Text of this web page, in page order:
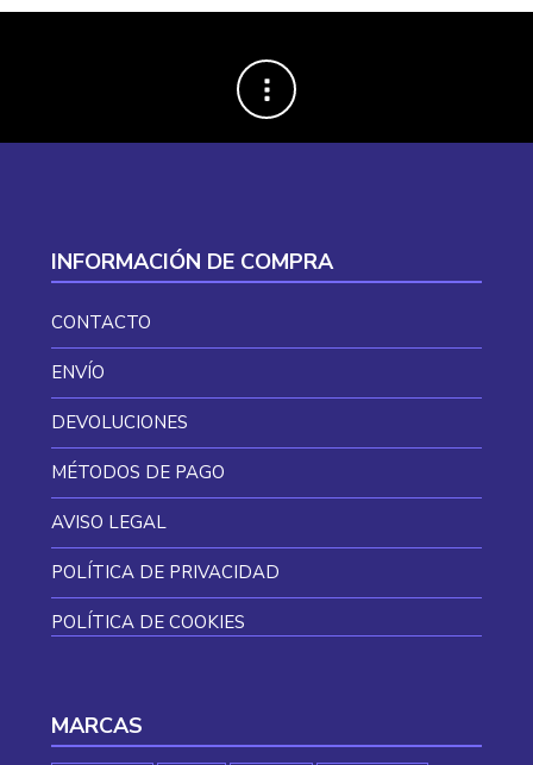
INFORMACIÓN DE COMPRA
CONTACTO
ENVÍO
DEVOLUCIONES
MÉTODOS DE PAGO
AVISO LEGAL
POLÍTICA DE PRIVACIDAD
POLÍTICA DE COOKIES
MARCAS